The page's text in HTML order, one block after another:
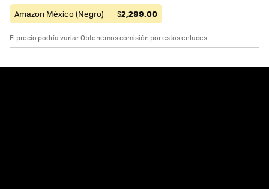
Amazon México (Negro) — $2,299.00
El precio podría variar. Obtenemos comisión por estos enlaces